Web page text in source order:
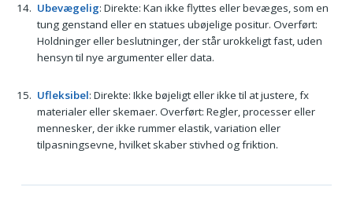
Ubevægelig: Direkte: Kan ikke flyttes eller bevæges, som en
tung genstand eller en statues ubøjelige positur. Overført:
Holdninger eller beslutninger, der står urokkeligt fast, uden
hensyn til nye argumenter eller data.
Ufleksibel: Direkte: Ikke bøjeligt eller ikke til at justere, fx
materialer eller skemaer. Overført: Regler, processer eller
mennesker, der ikke rummer elastik, variation eller
tilpasningsevne, hvilket skaber stivhed og friktion.